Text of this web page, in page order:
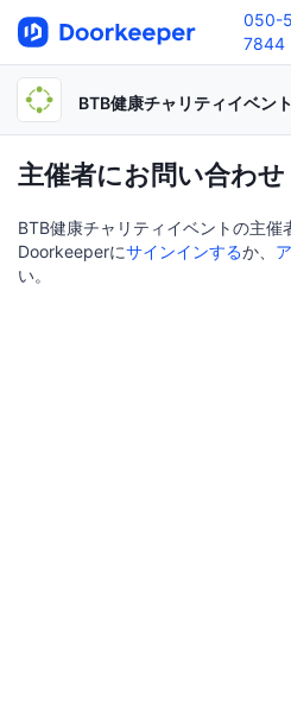
050-
7844
BTB健康チャリティイベント
主催者にお問い合わせ
BTB健康チャリティイベントの主催
Doorkeeperにサインインするか、
い。